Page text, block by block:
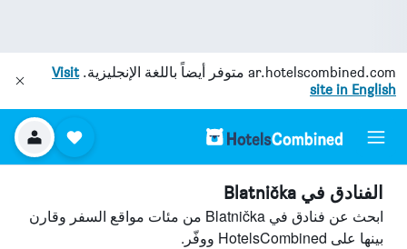
ar.hotelscombined.com متوفر أيضاً باللغة الإنجليزية.Visit
site in English
الفنادق في Blatnička
ابحث عن فنادق في Blatnička من مئات مواقع السفر وقارن
بينها على HotelsCombined ووفّر.